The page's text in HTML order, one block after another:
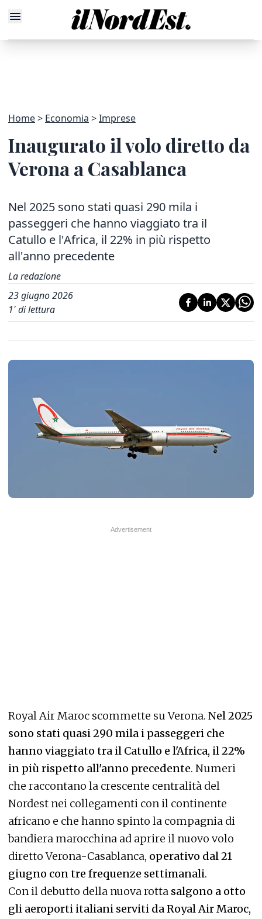
Home Economia Imprese
Inaugurato il volo diretto da
Verona a Casablanca
Nel 2025 sono stati quasi 290 mila i
passeggeri che hanno viaggiato tra il
Catullo e l'Africa, il 22% in più rispetto
all'anno precedente
La redazione
23 giugno 2026
1' di lettura
Royal Air Maroc scommette su Verona. Nel 2025
sono stati quasi 290 mila i passeggeri che
hanno viaggiato tra il Catullo e l'Africa, il 22%
in più rispetto all'anno precedente. Numeri
che raccontano la crescente centralità del
Nordest nei collegamenti con il continente
africano e che hanno spinto la compagnia di
bandiera marocchina ad aprire il nuovo volo
diretto Verona-Casablanca, operativo dal 21
giugno con tre frequenze settimanali.
Con il debutto della nuova rotta salgono a otto
gli aeroporti italiani serviti da Royal Air Maroc,